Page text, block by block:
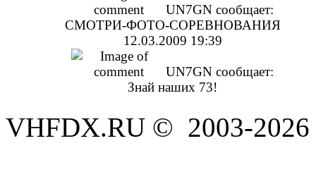
UN7GN сообщает:
СМОТРИ-ФОТО-СОРЕВНОВАНИЯ
12.03.2009 19:39
UN7GN сообщает:
Знай наших 73!
VHFDX.RU © 2003-2026